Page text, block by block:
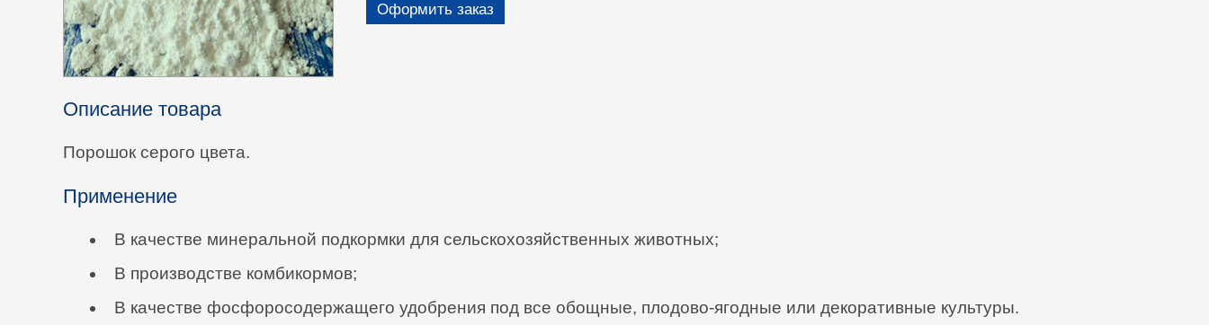
Оформить заказ
Описание товара
Порошок серого цвета.
Применение
В качестве минеральной подкормки для сельскохозяйственных животных;
В производстве комбикормов;
В качестве фосфоросодержащего удобрения под все обощные, плодово-ягодные или декоративные культуры.